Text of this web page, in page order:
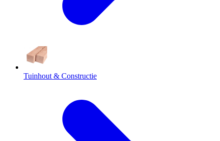
Tuinhout & Constructie